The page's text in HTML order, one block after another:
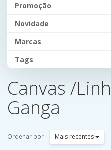
Promoção
Novidade
Marcas
Tags
Canvas /
Ganga
Ordenar por Mais recentes